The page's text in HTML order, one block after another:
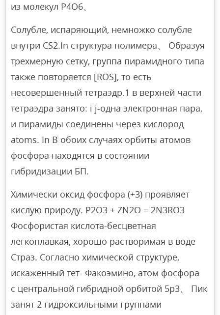
из молекул P4O6、
Солубле, испаряющий, немножко солубле
внутри CS2.In структура полимера、 Образуя
трехмерную сетку, группа пирамидного типа
также повторяется [ROS], то есть
несовершенный тетраэдр.1 в верхней части
тетраэдра занято: i j-одна электронная пара,
и пирамиды соединены через кислород
atoms. In В обоих случаях орбиты атомов
фосфора находятся в состоянии
гибридизации БП.
Химически оксид фосфора (+3) проявляет
кислую природу. P2O3 + ZN2O = 2N3RO3
Фосфористая кислота-бесцветная
легкоплавкая, хорошо растворимая в воде
Страз. Согласно химической структуре,
искаженный тет- Факоэмино, атом фосфора
с центральной гибридной орбитой 5p3、 Пик
занят 2 гидроксильными группами